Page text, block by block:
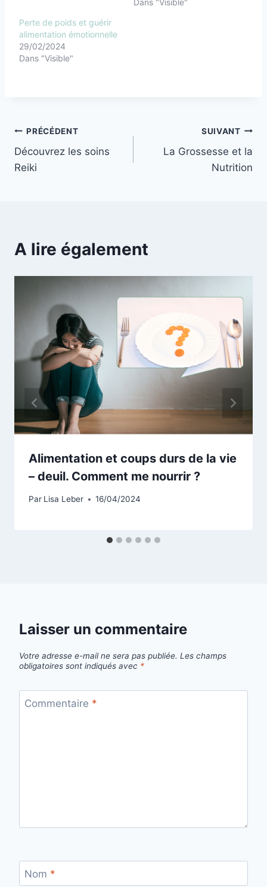
Dans "Visible"
Perte de poids et guérir
alimentation émotionnelle
29/02/2024
Dans "Visible"
PRÉCÉDENT
Découvrez les soins
Reiki
SUIVANT
La Grossesse et la
Nutrition
A lire également
Alimentation et coups durs de la vie
– deuil. Comment me nourrir ?
Par Lisa Leber 16/04/2024
Laisser un commentaire
Votre adresse e-mail ne sera pas publiée. Les champs
obligatoires sont indiqués avec *
Commentaire *
Nom *